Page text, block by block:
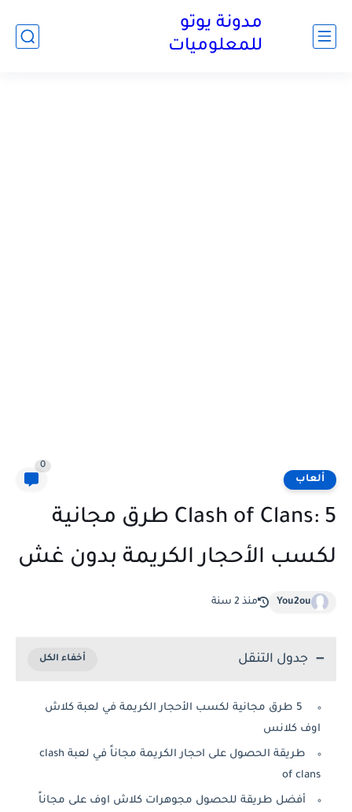
مدونة يوتو
للمعلوميات
ألعاب
0
Clash of Clans: 5 طرق مجانية
لكسب الأحجار الكريمة بدون غش
You2ou منذ 2 سنة
جدول التنقل
5 طرق مجانية لكسب الأحجار الكريمة في لعبة كلاش
اوف كلانس
طريقة الحصول على احجار الكريمة مجاناً في لعبة clash
of clans
أفضل طريقة للحصول مجوهرات كلاش اوف على مجاناً